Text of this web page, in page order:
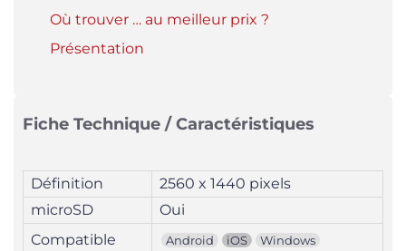
Où trouver … au meilleur prix ?
Présentation
Fiche Technique / Caractéristiques
Définition
2560 x 1440 pixels
microSD
Oui
Compatible
Android iOS Windows